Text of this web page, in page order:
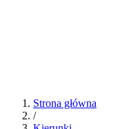
Strona główna
/